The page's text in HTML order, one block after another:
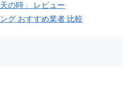
の時」 レビュー
グ おすすめ業者 比較